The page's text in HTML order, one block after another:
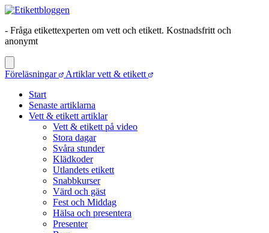
- Fråga etikettexperten om vett och etikett. Kostnadsfritt och
anonymt
Föreläsningar
Artiklar vett & etikett
Start
Senaste artiklarna
Vett & etikett artiklar
Vett & etikett på video
Stora dagar
Svåra stunder
Klädkoder
Utlandets etikett
Snabbkurser
Värd och gäst
Fest och Middag
Hälsa och presentera
Presenter